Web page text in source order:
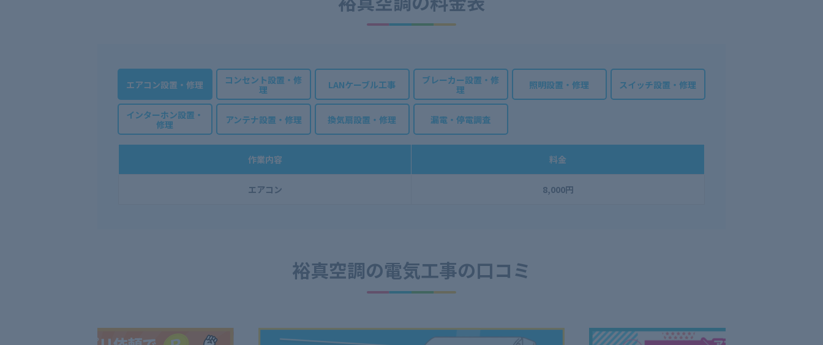
エアコン設置・修理
コンセント設置・修
理
LANケーブル工事
ブレーカー設置・修
理
照明設置・修理 スイッチ設置・修理
インターホン設置・
修理
アンテナ設置・修理 換気扇設置・修理 漏電・停電調査
作業内容 料金
エアコン 8,000円
裕真空調の電気工事の口コミ